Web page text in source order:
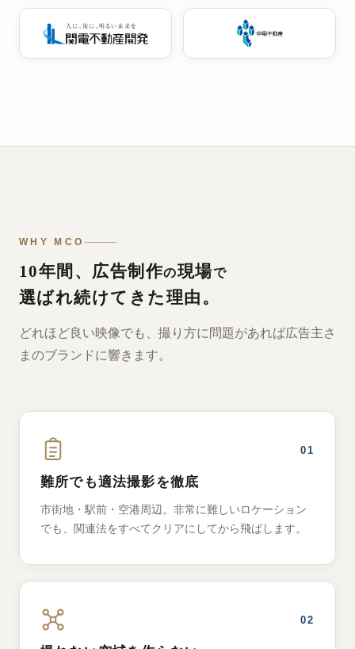
WHY MCO
10年間、広告制作の現場で
選ばれ続けてきた理由。
どれほど良い映像でも、撮り方に問題があれば広告主さ
まのブランドに響きます。
01
難所でも適法撮影を徹底
市街地・駅前・空港周辺。非常に難しいロケーション
でも、関連法をすべてクリアにしてから飛ばします。
02